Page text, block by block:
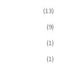
(13)
(9)
(1)
(1)